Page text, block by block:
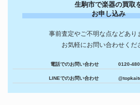
生駒市で楽器の買取
お申し込み
事前査定やご不明な点などあり
お気軽にお問い合わせくだ
電話でのお問い合わせ 0120-
LINEでのお問い合わせ